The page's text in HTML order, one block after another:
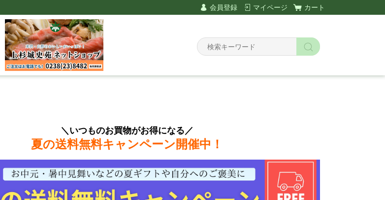
会員登録 マイページ カート
＼いつものお買物がお得になる／
夏の送料無料キャンペーン開催中！